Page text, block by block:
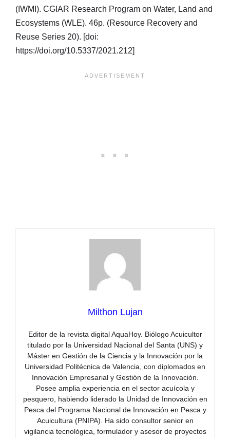
(IWMI). CGIAR Research Program on Water, Land and
Ecosystems (WLE). 46p. (Resource Recovery and
Reuse Series 20). [doi:
https://doi.org/10.5337/2021.212]
Milthon Lujan
Editor de la revista digital AquaHoy. Biólogo Acuicultor
titulado por la Universidad Nacional del Santa (UNS) y
Máster en Gestión de la Ciencia y la Innovación por la
Universidad Politécnica de Valencia, con diplomados en
Innovación Empresarial y Gestión de la Innovación.
Posee amplia experiencia en el sector acuícola y
pesquero, habiendo liderado la Unidad de Innovación en
Pesca del Programa Nacional de Innovación en Pesca y
Acuicultura (PNIPA). Ha sido consultor senior en
vigilancia tecnológica, formulador y asesor de proyectos